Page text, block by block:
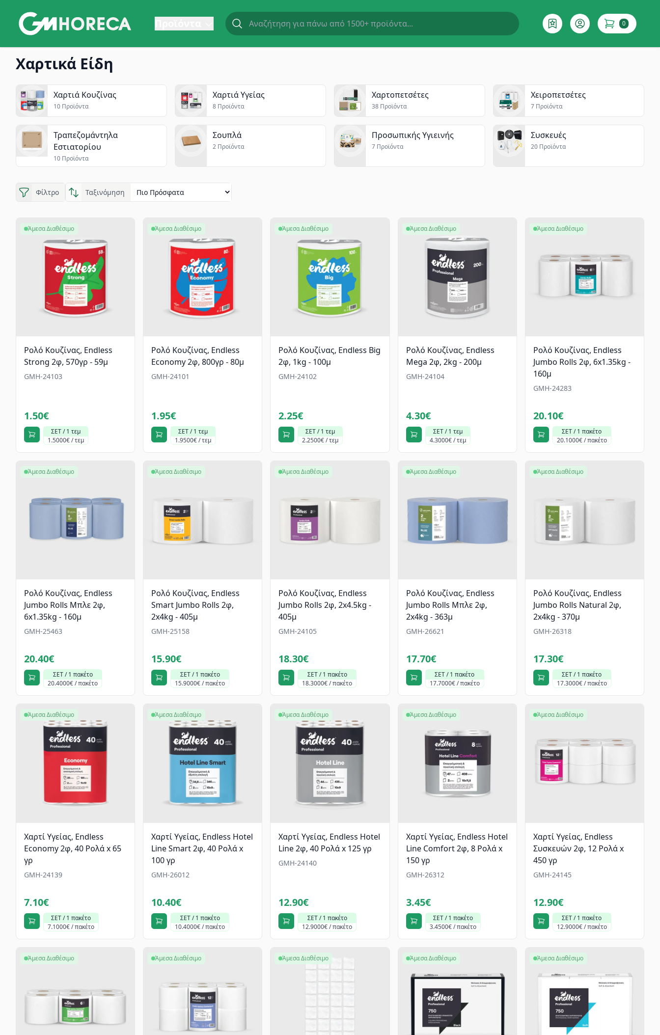
Χαρτικά Είδη | GM Horeca ΕπιθυμητόAccount 0
items in cart
Χαρτικά Είδη
Χαρτιά Κουζίνας
10 Προϊόντα
Χαρτιά Υγείας
8 Προϊόντα
Χαρτοπετσέτες
38 Προϊόντα
Χειροπετσέτες
7 Προϊόντα
Τραπεζομάντηλα
Εστιατορίου
10 Προϊόντα
Σουπλά
2 Προϊόντα
Προσωπικής Υγιεινής
7 Προϊόντα
Συσκευές
20 Προϊόντα
Φίλτρο Ταξινόμηση
Ρολό Κουζίνας, Endless
Strong 2φ, 570γρ - 59μ
GMH-24103
1.50€
ΣΕΤ / 1 τεμ
1.5000€ / τεμ
Άμεσα Διαθέσιμο
Ρολό Κουζίνας, Endless
Economy 2φ, 800γρ - 80μ
GMH-24101
1.95€
ΣΕΤ / 1 τεμ
1.9500€ / τεμ
Άμεσα Διαθέσιμο
Ρολό Κουζίνας, Endless Big
2φ, 1kg - 100μ
GMH-24102
2.25€
ΣΕΤ / 1 τεμ
2.2500€ / τεμ
Άμεσα Διαθέσιμο
Ρολό Κουζίνας, Endless
Mega 2φ, 2kg - 200μ
GMH-24104
4.30€
ΣΕΤ / 1 τεμ
4.3000€ / τεμ
Άμεσα Διαθέσιμο
Ρολό Κουζίνας, Endless
Jumbo Rolls 2φ, 6x1.35kg -
160μ
GMH-24283
20.10€
ΣΕΤ / 1 πακέτο
20.1000€ / πακέτο
Άμεσα Διαθέσιμο
Ρολό Κουζίνας, Endless
Jumbo Rolls Μπλε 2φ,
6x1.35kg - 160μ
GMH-25463
20.40€
ΣΕΤ / 1 πακέτο
20.4000€ / πακέτο
Άμεσα Διαθέσιμο
Ρολό Κουζίνας, Endless
Smart Jumbo Rolls 2φ,
2x4kg - 405μ
GMH-25158
15.90€
ΣΕΤ / 1 πακέτο
15.9000€ / πακέτο
Άμεσα Διαθέσιμο
Ρολό Κουζίνας, Endless
Jumbo Rolls 2φ, 2x4.5kg -
405μ
GMH-24105
18.30€
ΣΕΤ / 1 πακέτο
18.3000€ / πακέτο
Άμεσα Διαθέσιμο
Ρολό Κουζίνας, Endless
Jumbo Rolls Μπλε 2φ,
2x4kg - 363μ
GMH-26621
17.70€
ΣΕΤ / 1 πακέτο
17.7000€ / πακέτο
Άμεσα Διαθέσιμο
Ρολό Κουζίνας, Endless
Jumbo Rolls Natural 2φ,
2x4kg - 370μ
GMH-26318
17.30€
ΣΕΤ / 1 πακέτο
17.3000€ / πακέτο
Άμεσα Διαθέσιμο
Χαρτί Υγείας, Endless
Economy 2φ, 40 Ρολά x 65
γρ
GMH-24139
7.10€
ΣΕΤ / 1 πακέτο
7.1000€ / πακέτο
Άμεσα Διαθέσιμο
Χαρτί Υγείας, Endless Hotel
Line Smart 2φ, 40 Ρολά x
100 γρ
GMH-26012
10.40€
ΣΕΤ / 1 πακέτο
10.4000€ / πακέτο
Άμεσα Διαθέσιμο
Χαρτί Υγείας, Endless Hotel
Line 2φ, 40 Ρολά x 125 γρ
GMH-24140
12.90€
ΣΕΤ / 1 πακέτο
12.9000€ / πακέτο
Άμεσα Διαθέσιμο
Χαρτί Υγείας, Endless Hotel
Line Comfort 2φ, 8 Ρολά x
150 γρ
GMH-26312
3.45€
ΣΕΤ / 1 πακέτο
3.4500€ / πακέτο
Άμεσα Διαθέσιμο
Χαρτί Υγείας, Endless
Συσκευών 2φ, 12 Ρολά x
450 γρ
GMH-24145
12.90€
ΣΕΤ / 1 πακέτο
12.9000€ / πακέτο
Άμεσα Διαθέσιμο
Άμεσα Διαθέσιμο Άμεσα Διαθέσιμο Άμεσα Διαθέσιμο Άμεσα Διαθέσιμο Άμεσα Διαθέσιμο